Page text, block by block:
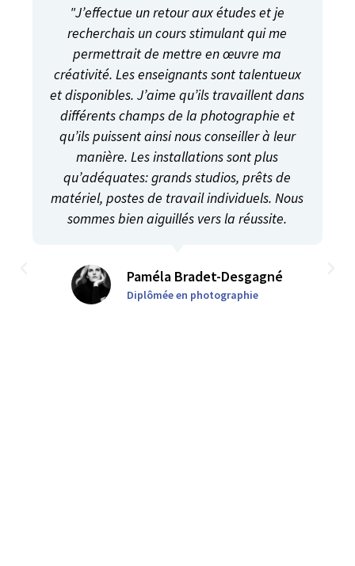
"J’effectue un retour aux études et je
recherchais un cours stimulant qui me
permettrait de mettre en œuvre ma
créativité. Les enseignants sont talentueux
et disponibles. J’aime qu’ils travaillent dans
différents champs de la photographie et
qu’ils puissent ainsi nous conseiller à leur
manière. Les installations sont plus
qu’adéquates: grands studios, prêts de
matériel, postes de travail individuels. Nous
sommes bien aiguillés vers la réussite.
Paméla Bradet-Desgagné
Diplômée en photographie